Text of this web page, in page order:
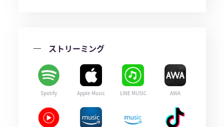
ストリーミング
Spotify Apple Music LINE MUSIC AWA